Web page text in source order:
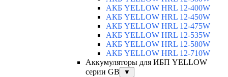
АКБ YELLOW HRL 12-400W
АКБ YELLOW HRL 12-450W
АКБ YELLOW HRL 12-475W
АКБ YELLOW HRL 12-535W
АКБ YELLOW HRL 12-580W
АКБ YELLOW HRL 12-710W
Аккумуляторы для ИБП YELLOW
серии GB
▼